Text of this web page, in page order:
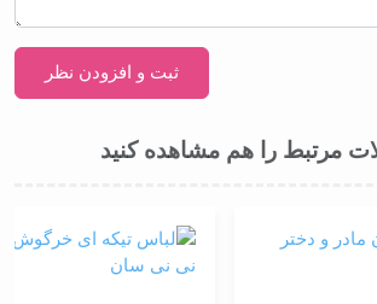
مرتبط را هم مشاهده کنید